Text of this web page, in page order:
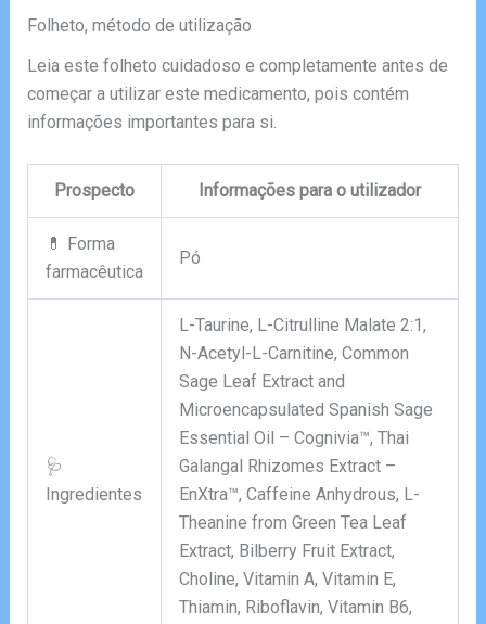
Folheto, método de utilização
Leia este folheto cuidadoso e completamente antes de
começar a utilizar este medicamento, pois contém
informações importantes para si.
Prospecto Informações para o utilizador
💊 Forma
farmacêutica
Pó
🩺
Ingredientes
L-Taurine, L-Citrulline Malate 2:1,
N-Acetyl-L-Carnitine, Common
Sage Leaf Extract and
Microencapsulated Spanish Sage
Essential Oil – Cognivia™, Thai
Galangal Rhizomes Extract –
EnXtra™, Caffeine Anhydrous, L-
Theanine from Green Tea Leaf
Extract, Bilberry Fruit Extract,
Choline, Vitamin A, Vitamin E,
Thiamin, Riboflavin, Vitamin B6,